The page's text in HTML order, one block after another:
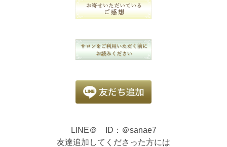
LINE＠ ID：＠sanae7
友達追加してくださった方には